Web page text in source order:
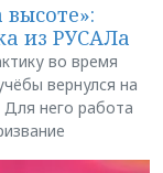
из РУСАЛа
во время
вернулся на
него работа